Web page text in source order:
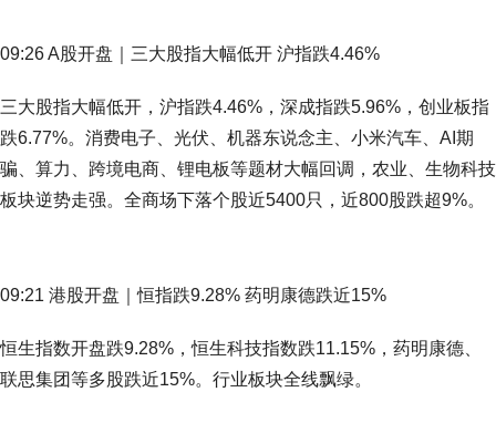
09:26 A股开盘｜三大股指大幅低开 沪指跌4.46%
三大股指大幅低开，沪指跌4.46%，深成指跌5.96%，创业板指
跌6.77%。消费电子、光伏、机器东说念主、小米汽车、AI期
骗、算力、跨境电商、锂电板等题材大幅回调，农业、生物科技
板块逆势走强。全商场下落个股近5400只，近800股跌超9%。
09:21 港股开盘｜恒指跌9.28% 药明康德跌近15%
恒生指数开盘跌9.28%，恒生科技指数跌11.15%，药明康德、
联思集团等多股跌近15%。行业板块全线飘绿。